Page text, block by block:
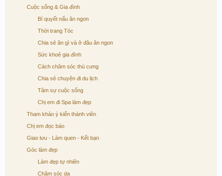
Cuộc sống & Gia đình
Bí quyết nấu ăn ngon
Thời trang Tóc
Chia sẻ ăn gì và ở đâu ăn ngon
Sức khoẻ gia đình
Cách chăm sóc thú cưng
Chia sẻ chuyện đi du lịch
Tâm sự cuộc sống
Chị em đi Spa làm đẹp
Tham khảo ý kiến thành viên
Chị em đọc báo
Giao lưu - Làm quen - Kết bạn
Góc làm đẹp
Làm đẹp tự nhiên
Chăm sóc da